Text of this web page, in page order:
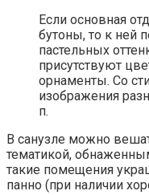
Если основная
бутоны, то к ней
пастельных
присутствуют
орнаменты. Со
изображения
п.
В санузле можно
тематикой,
такие помещения
панно (при наличии